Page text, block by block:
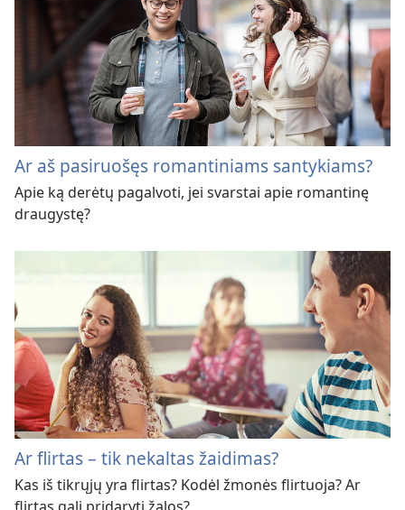
Ar aš pasiruošęs romantiniams santykiams?
Apie ką derėtų pagalvoti, jei svarstai apie romantinę
draugystę?
Ar flirtas – tik nekaltas žaidimas?
Kas iš tikrųjų yra flirtas? Kodėl žmonės flirtuoja? Ar